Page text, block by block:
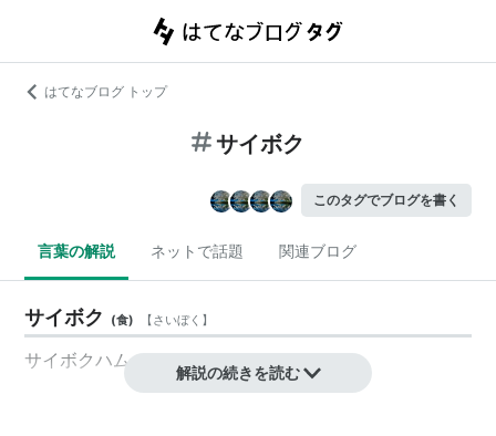
はてなブログ トップ
サイボク
このタグでブログを書く
言葉の解説 ネットで話題 関連ブログ
サイボク (食) 【さいぼく 】
サイボクハムのこと
解説の続きを読む